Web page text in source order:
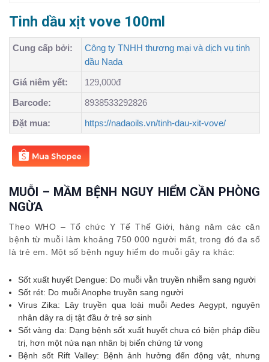
Tinh dầu xịt vove 100ml
Cung cấp bởi:
Công ty TNHH thương mại và dịch vụ tinh
dầu Nada
Giá niêm yết:
129,000đ
Barcode:
8938533292826
Đặt mua:
https://nadaoils.vn/tinh-dau-xit-vove/
MUỖI – MẦM BỆNH NGUY HIỂM CẦN PHÒNG
NGỪA
Theo WHO – Tổ chức Y Tế Thế Giới, hàng năm các căn
bệnh từ muỗi làm khoảng 750 000 người mất, trong đó đa số
là trẻ em. Một số bệnh nguy hiểm do muỗi gây ra khác:
Sốt xuất huyết Dengue: Do muỗi vằn truyền nhiễm sang người
Sốt rét: Do muỗi Anophe truyền sang người
Virus Zika: Lây truyền qua loài muỗi Aedes Aegypt, nguyên
nhân dây ra dị tật đầu ở trẻ sơ sinh
Sốt vàng da: Dạng bệnh sốt xuất huyết chưa có biện pháp điều
trị, hơn một nửa nạn nhân bị biến chứng tử vong
Bệnh sốt Rift Valley: Bệnh ảnh hưởng đến động vật, nhưng